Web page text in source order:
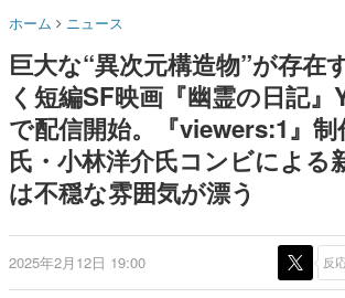
ゲームに多大な影響を受けた作家さん
日本のコンテンツ産業やカルチャー
画です。
日本モバイルゲーム産業史
日本のモバイルゲーム史における主
ルを網羅するほか、開発者へのイン
解説を掲載。約20年の歴史が一望で
若ゲのいたり〜ゲームクリエイ
一先生によるゲーム業界レポートマ
なんでゲームは面白い？
ホーム ニュース
巨大な“異次元構造物”が存在
く短編SF映画『幽霊の日記
で配信開始。『viewers:1』
氏・小林洋介氏コンビによる
は不穏な雰囲気が漂う
2025年2月12日 19:00 反